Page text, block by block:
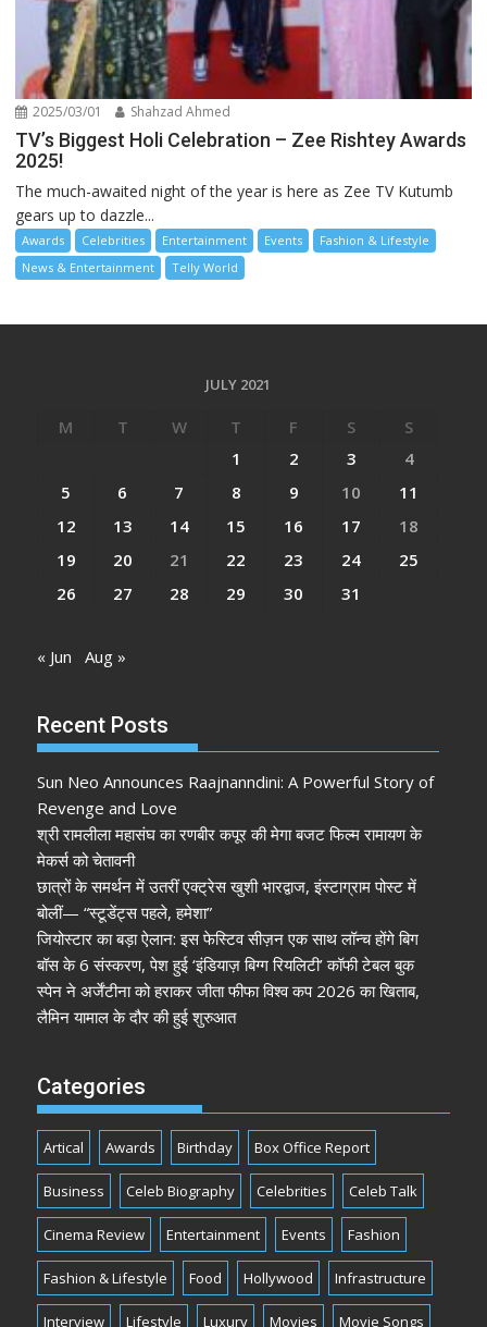
2025/03/01 Shahzad Ahmed
TV’s Biggest Holi Celebration – Zee Rishtey Awards
2025!
The much-awaited night of the year is here as Zee TV Kutumb
gears up to dazzle...
Awards Celebrities Entertainment Events
Fashion & Lifestyle
News & Entertainment
Telly World
JULY 2021
M T W T F S
S
1
2 3
4
5
6 7 8 9 10
11
12
13 14 15 16 17
18
19
20 21 22 23 24
25
26
27 28 29 30 31
« Jun Aug »
Recent Posts
Sun Neo Announces Raajnanndini: A Powerful Story of
Revenge and Love
श्री रामलीला महासंघ का रणबीर कपूर की मेगा बजट फिल्म रामायण के
मेकर्स को चेतावनी
छात्रों के समर्थन में उतरीं एक्ट्रेस खुशी भारद्वाज, इंस्टाग्राम पोस्ट में
बोलीं— “स्टूडेंट्स पहले, हमेशा”
जियोस्टार का बड़ा ऐलान: इस फेस्टिव सीज़न एक साथ लॉन्च होंगे बिग
बॉस के 6 संस्करण, पेश हुई ‘इंडियाज़ बिग्ग रियलिटी’ कॉफी टेबल बुक
स्पेन ने अर्जेंटीना को हराकर जीता फीफा विश्व कप 2026 का खिताब,
लैमिन यामाल के दौर की हुई शुरुआत
Categories
Artical Awards Birthday Box Office Report
Business Celeb Biography Celebrities Celeb Talk
Cinema Review Entertainment Events Fashion
Fashion & Lifestyle Food Hollywood Infrastructure
Interview Lifestyle Luxury Movies Movie Songs